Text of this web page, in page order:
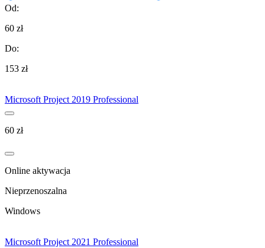
Od:
60 zł
Do:
153 zł
Microsoft Project 2019 Professional
60 zł
Online aktywacja
Nieprzenoszalna
Windows
Microsoft Project 2021 Professional